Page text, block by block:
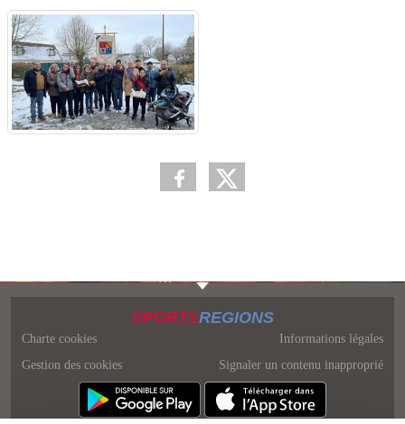
SPORTSREGIONS
Charte cookies
Gestion des cookies
Informations légales
Signaler un contenu inapproprié